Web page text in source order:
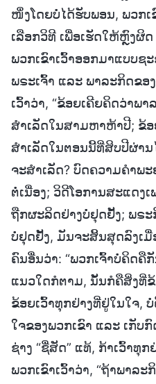
ໜຶ່ງໂດຍບໍ່ໄດ້ຮັບພອນ, ພວກ
ເລືອກວິທີ ເພື່ອເຮັດໃຫ້ຫຼົງຜິ
ພວກເຂົາເວົ້າອອກມາແບບຊ
ພຣະເຈົ້າ ແລະ ພາລະກິດຂອ
ເວົ້າວ່າ, “ຂ້ອຍເຄີຍຄິດວ່າພ
ສຳເລັດໃນສາມຫາຫ້າປີ; ຂ້
ສຳເລັດໃນຕອນນີ້ທີ່ສິບປີຜ່າ
ຈະສຳເລັດ? ບົດຄວາມຄຳພ
ຕໍ່ເນື່ອງ; ວິດີໂອການສະແດງ
ຖືກຜະລິດຢ່າງບໍ່ຢຸດຢັ້ງ; ພຣ
ບໍ່ຢຸດຢັ້ງ, ມັນຈະສິ້ນສຸດລົງເມື່
ຄົນອື່ນວ່າ: “ພວກເຈົ້າບໍ່ຄິດຄື
ແນວໃດກໍຕາມ, ນັ້ນກໍຄືສິ່ງທີ່
ຂ້ອຍເວົ້າທຸກຢ່າງທີ່ຢູ່ໃນໃຈ,
ໃຈຂອງພວກເຂົາ ແລະ ເກັບ
ຊ່າງ “ຊື່ສັດ” ແທ້, ກ້າເວົ້າທຸ
ພວກເຂົາເວົ້າວ່າ, “ຖ້າພາລ